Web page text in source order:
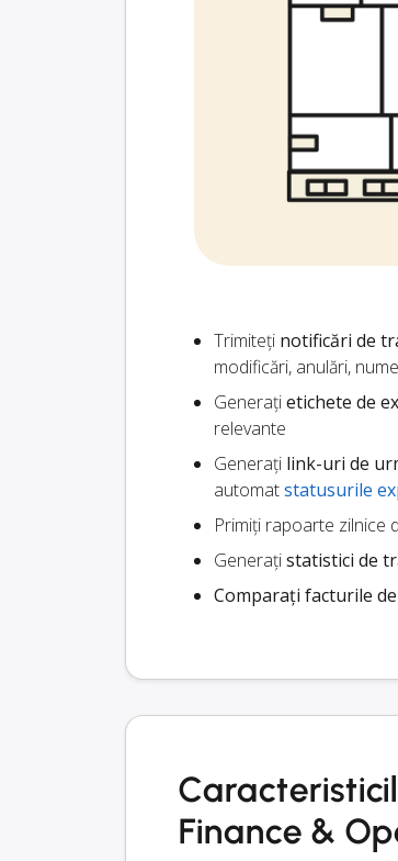
Trimiteți notificări de
modificări, anulări,
Generațietichete de
relevante
Generați link-uri de
automatstatusurile
Primiți rapoarte zilnice
Generațistatistici de
Comparați facturile
Finance &